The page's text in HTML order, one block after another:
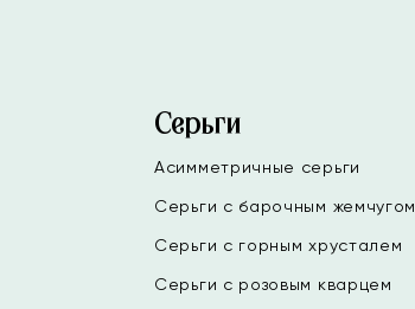
Серьги
Асимметричные серьги
Серьги с барочным жемчугом
Серьги с горным хрусталем
Серьги с розовым кварцем